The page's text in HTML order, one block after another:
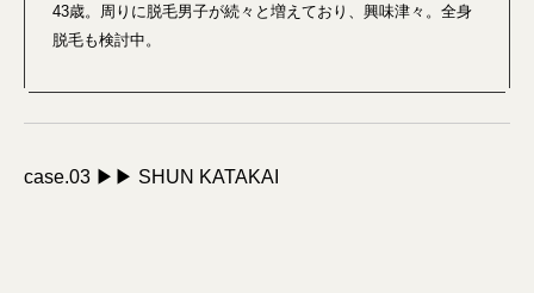
43歳。周りに脱毛男子が続々と増えており、興味津々。全身
脱毛も検討中。
case.03 ▶▶ SHUN KATAKAI